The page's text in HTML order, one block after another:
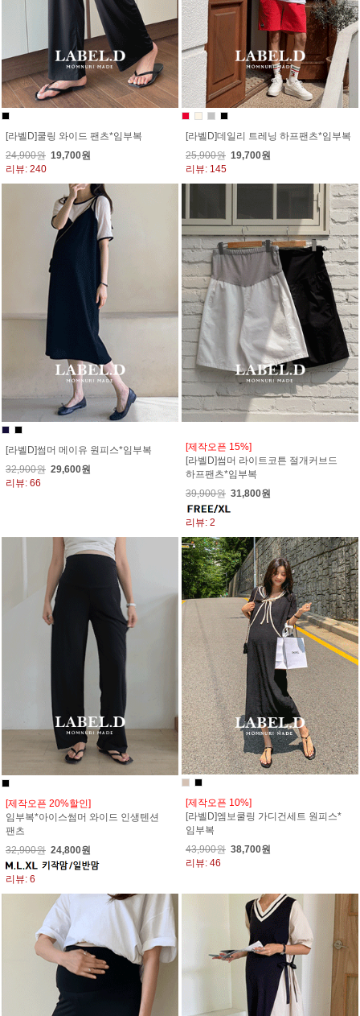
[라벨D]쿨링 와이드 팬츠*임부복
24,900원 19,700원
리뷰: 240
[라벨D]데일리 트레닝 하프팬츠*임부복
25,900원 19,700원
리뷰: 145
[라벨D]썸머 메이유 원피스*임부복
32,900원 29,600원
리뷰: 66
[제작오픈 15%]
[라벨D]썸머 라이트코튼 절개커브드
하프팬츠*임부복
39,900원 31,800원
리뷰: 2
[제작오픈 20%할인]
임부복*아이스썸머 와이드 인생텐션
팬츠
32,900원 24,800원
리뷰: 6
[제작오픈 10%]
[라벨D]엠보쿨링 가디건세트 원피스*
임부복
43,900원 38,700원
리뷰: 46